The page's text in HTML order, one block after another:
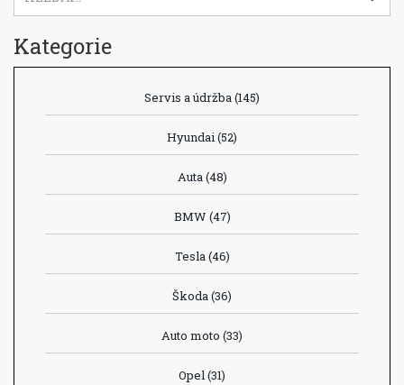
Kategorie
Servis a údržba(145)
Hyundai(52)
Auta(48)
BMW (47)
Tesla(46)
Škoda(36)
Auto moto (33)
Opel(31)